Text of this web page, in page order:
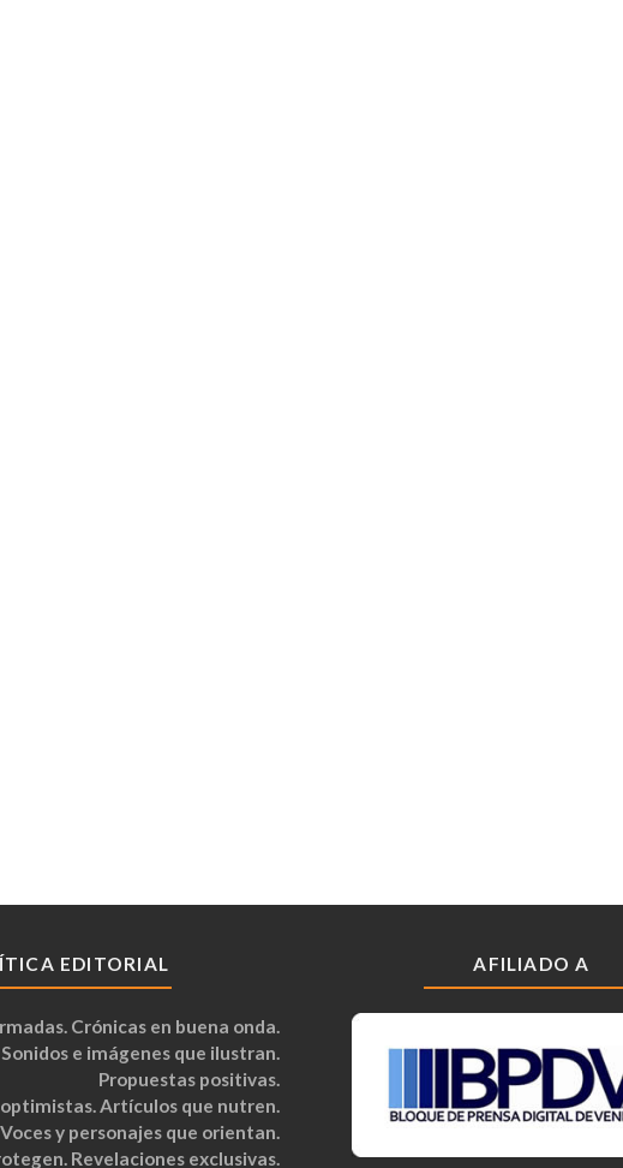
EDITORIAL
Crónicas en buena onda.
Sonidos e imágenes que ilustran.
Propuestas positivas.
Artículos que nutren.
Voces y personajes que orientan.
Revelaciones exclusivas.
AFILIADO A